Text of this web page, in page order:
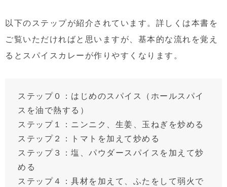
以下のステップが紹介されています。詳しくは本書を
ご覧いただければと思いますが、基本的な流れを覚え
るとスパイスカレーが作りやすくなります。
ステップ０：はじめのスパイス（ホールスパイ
スを油で熱する）
ステップ１：ニンニク、生姜、玉ねぎを炒める
ステップ２：トマトを加えて炒める
ステップ３：塩、パウダースパイスを加えて炒
める
ステップ４：具材を加えて、ふたをして弱火で